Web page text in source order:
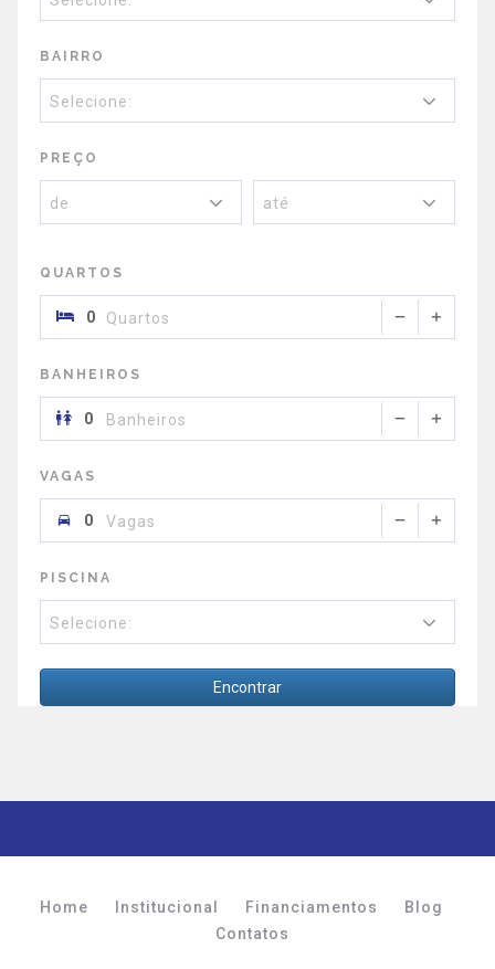
BAIRRO
Selecione:
PREÇO
de até
QUARTOS
Quartos
BANHEIROS
Banheiros
VAGAS
Vagas
PISCINA
Selecione:
Encontrar
Home Institucional Financiamentos
Blog
Contatos